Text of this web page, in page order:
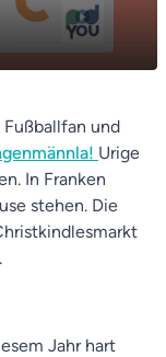
hier - welcher
14:11
und
Urige
In Franken
stehen. Die
Jahr hart